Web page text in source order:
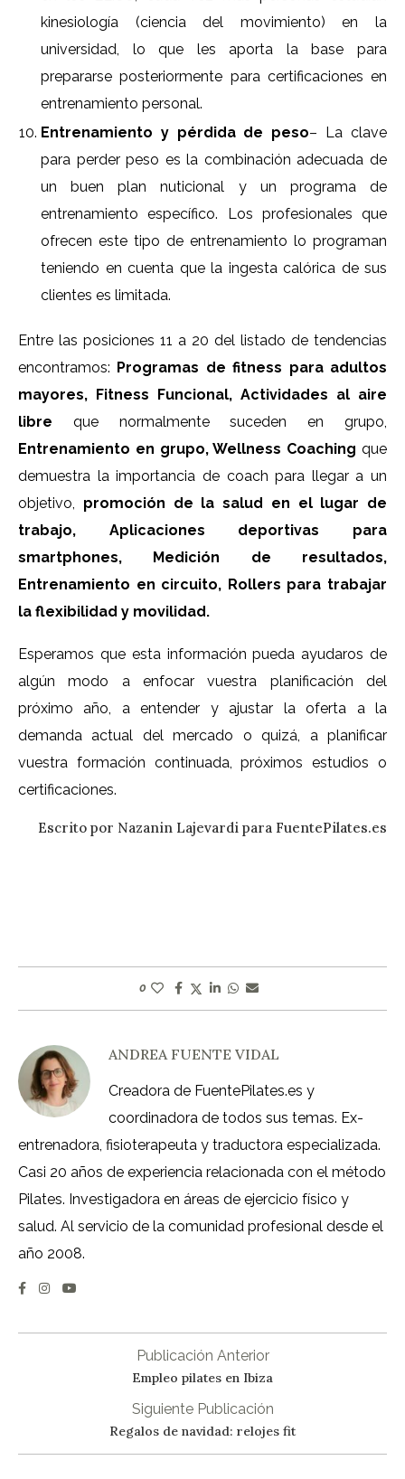
kinesiología (ciencia del movimiento) en la
universidad, lo que les aporta la base para
prepararse posteriormente para certificaciones en
entrenamiento personal.
Entrenamiento y pérdida de peso– La clave
para perder peso es la combinación adecuada de
un buen plan nuticional y un programa de
entrenamiento específico. Los profesionales que
ofrecen este tipo de entrenamiento lo programan
teniendo en cuenta que la ingesta calórica de sus
clientes es limitada.
Entre las posiciones 11 a 20 del listado de tendencias
encontramos: Programas de fitness para adultos
mayores, Fitness Funcional, Actividades al aire
libre que normalmente suceden en grupo,
Entrenamiento en grupo, Wellness Coaching que
demuestra la importancia de coach para llegar a un
objetivo, promoción de la salud en el lugar de
trabajo, Aplicaciones deportivas para
smartphones, Medición de resultados,
Entrenamiento en circuito, Rollers para trabajar
la flexibilidad y movilidad.
Esperamos que esta información pueda ayudaros de
algún modo a enfocar vuestra planificación del
próximo año, a entender y ajustar la oferta a la
demanda actual del mercado o quizá, a planificar
vuestra formación continuada, próximos estudios o
certificaciones.
Escrito por Nazanin Lajevardi para FuentePilates.es
0
ANDREA FUENTE VIDAL
Creadora de FuentePilates.es y
coordinadora de todos sus temas. Ex-
entrenadora, fisioterapeuta y traductora especializada.
Casi 20 años de experiencia relacionada con el método
Pilates. Investigadora en áreas de ejercicio físico y
salud. Al servicio de la comunidad profesional desde el
año 2008.
Publicación Anterior
Empleo pilates en Ibiza
Siguiente Publicación
Regalos de navidad: relojes fit